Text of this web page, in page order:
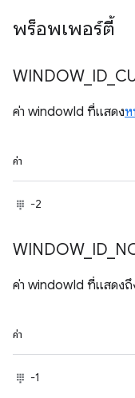
พร็อพเพอร์ตี้
WINDOW_ ID
ค่า windowId ที่แสดงห
ค่า
-2
WINDOW_ ID
ค่า windowId ที่แสดงถึ
ค่า
-1